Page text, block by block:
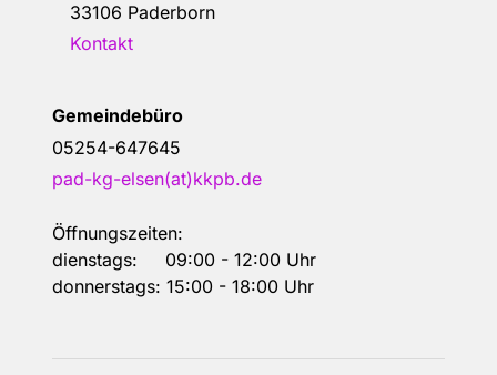
33106 Paderborn
Kontakt
Gemeindebüro
05254-647645
pad-kg-elsen(at)kkpb.de
Öffnungszeiten:
dienstags: 09:00 - 12:00 Uhr
donnerstags: 15:00 - 18:00 Uhr